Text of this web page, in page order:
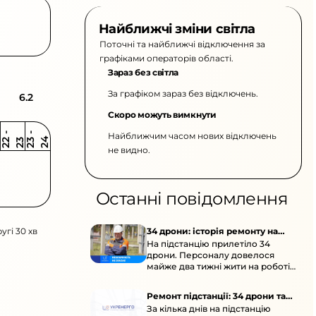
6.2
2 2
-
2 3 2 3
-
2 4
30 хв
Найближчі зміни світла
Поточні та найближчі відключення за
графіками операторів області.
Зараз без світла
За графіком зараз без відключень.
Скоро можуть вимкнути
Найближчим часом нових відключень
не видно.
Останні повідомлення
34 дрони: історія ремонту на
підстанції
На підстанцію прилетіло 34
дрони. Персоналу довелося
майже два тижні жити на роботі
Ремонт підстанції: 34 дрони та
окупація
За кілька днів на підстанцію